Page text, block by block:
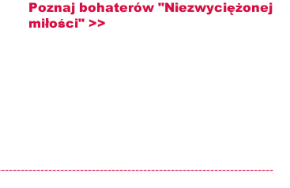
Poznaj bohaterów "Niezwyciężonej
miłości" >>